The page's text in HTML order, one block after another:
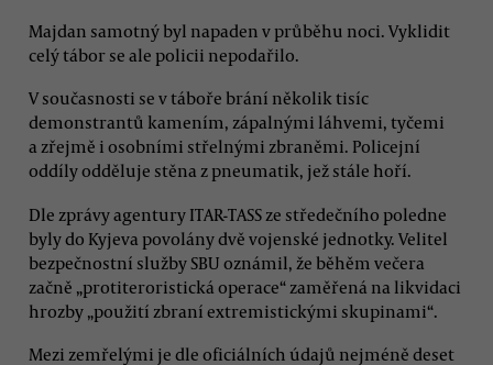
Majdan samotný byl napaden v průběhu noci. Vyklidit
celý tábor se ale policii nepodařilo.
V současnosti se v táboře brání několik tisíc
demonstrantů kamením, zápalnými láhvemi, tyčemi
a zřejmě i osobními střelnými zbraněmi. Policejní
oddíly odděluje stěna z pneumatik, jež stále hoří.
Dle zprávy agentury ITAR-TASS ze středečního poledne
byly do Kyjeva povolány dvě vojenské jednotky. Velitel
bezpečnostní služby SBU oznámil, že běhěm večera
začně „protiteroristická operace“ zaměřená na likvidaci
hrozby „použití zbraní extremistickými skupinami“.
Mezi zemřelými je dle oficiálních údajů nejméně deset